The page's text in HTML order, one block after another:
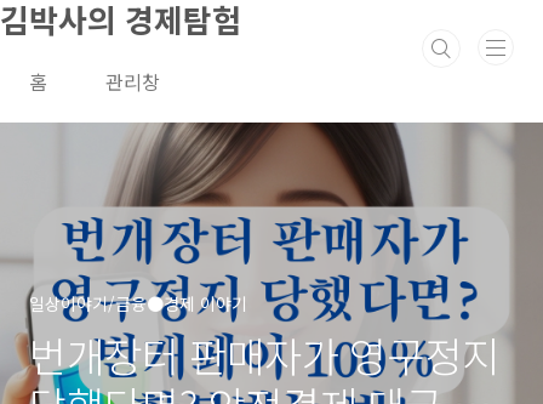
본문 바로가기
김박사의 경제탐험
홈 관리창
일상이야기/금융●경제 이야기
번개장터 판매자가 영구정지